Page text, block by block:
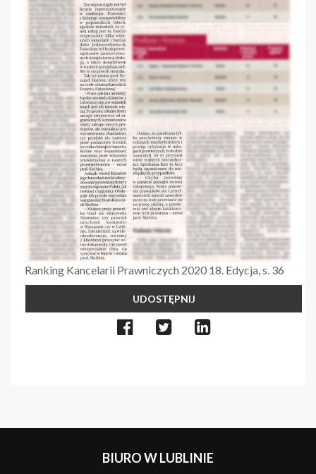
Ranking Kancelarii Prawniczych 2020 18. Edycja, s. 36
UDOSTĘPNIJ
BIURO W LUBLINIE